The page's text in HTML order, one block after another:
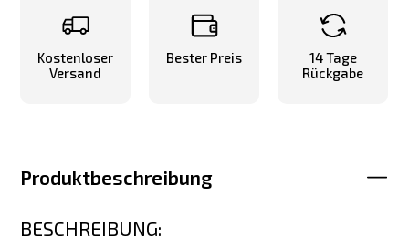
Kostenloser
Versand
Bester Preis
14 Tage
Rückgabe
Produktbeschreibung
BESCHREIBUNG: